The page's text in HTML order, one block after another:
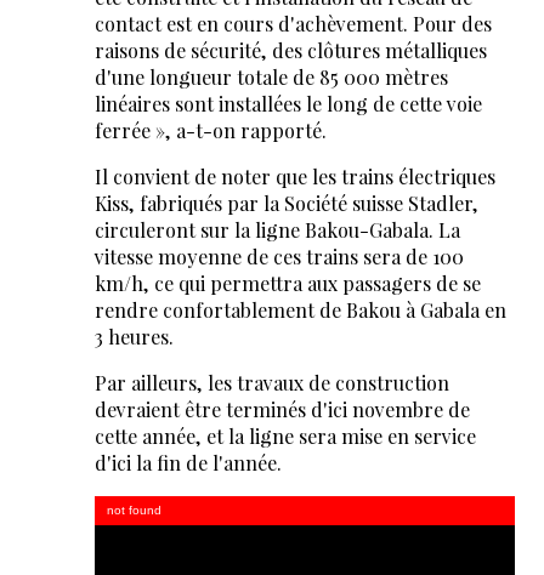
contact est en cours d'achèvement. Pour des
raisons de sécurité, des clôtures métalliques
d'une longueur totale de 85 000 mètres
linéaires sont installées le long de cette voie
ferrée », a-t-on rapporté.
Il convient de noter que les trains électriques
Kiss, fabriqués par la Société suisse Stadler,
circuleront sur la ligne Bakou-Gabala. La
vitesse moyenne de ces trains sera de 100
km/h, ce qui permettra aux passagers de se
rendre confortablement de Bakou à Gabala en
3 heures.
Par ailleurs, les travaux de construction
devraient être terminés d'ici novembre de
cette année, et la ligne sera mise en service
d'ici la fin de l'année.